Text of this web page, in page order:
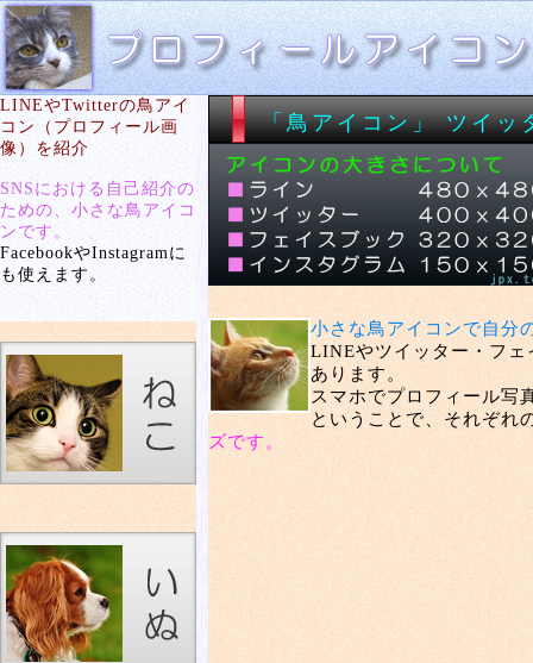
LINEやTwitterの鳥アイ
コン（プロフィール画
像）を紹介
SNSにおける自己紹介の
ための、小さな鳥アイコ
ンです。
FacebookやInstagramに
も使えます。
「鳥アイコン」 ツイッ
小さな鳥アイコンで自分
LINEやツイッター・フェ
あります。
スマホでプロフィール写
ということで、それぞれ
ズです。